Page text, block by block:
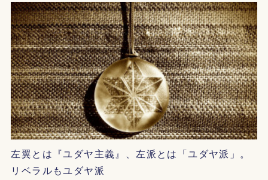
左翼とは『ユダヤ主義』、左派とは「ユダヤ派」。
リベラルもユダヤ派